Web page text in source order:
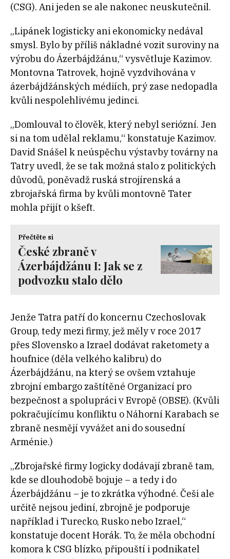
(CSG). Ani jeden se ale nakonec neuskutečnil.
„Lipánek logisticky ani ekonomicky nedával
smysl. Bylo by příliš nákladné vozit suroviny na
výrobu do Ázerbájdžánu,“ vysvětluje Kazimov.
Montovna Tatrovek, hojně vyzdvihována v
ázerbájdžánských médiích, prý zase nedopadla
kvůli nespolehlivému jedinci.
„Domlouval to člověk, který nebyl seriózní. Jen
si na tom udělal reklamu,“ konstatuje Kazimov.
David Snášel k neúspěchu výstavby továrny na
Tatry uvedl, že se tak možná stalo z politických
důvodů, poněvadž ruská strojírenská a
zbrojařská firma by kvůli montovně Tater
mohla přijít o kšeft.
Přečtěte si
České zbraně v
Ázerbájdžánu I: Jak se z
podvozku stalo dělo
Jenže Tatra patří do koncernu Czechoslovak
Group, tedy mezi firmy, jež měly v roce 2017
přes Slovensko a Izrael dodávat raketomety a
houfnice (děla velkého kalibru) do
Ázerbájdžánu, na který se ovšem vztahuje
zbrojní embargo zaštítěné Organizací pro
bezpečnost a spolupráci v Evropě (OBSE). (Kvůli
pokračujícímu konfliktu o Náhorní Karabach se
zbraně nesmějí vyvážet ani do sousední
Arménie.)
„Zbrojařské firmy logicky dodávají zbraně tam,
kde se dlouhodobě bojuje – a tedy i do
Ázerbájdžánu – je to zkrátka výhodné. Češi ale
určitě nejsou jediní, zbrojně je podporuje
například i Turecko, Rusko nebo Izrael,“
konstatuje docent Horák. To, že měla obchodní
komora k CSG blízko, připouští i podnikatel